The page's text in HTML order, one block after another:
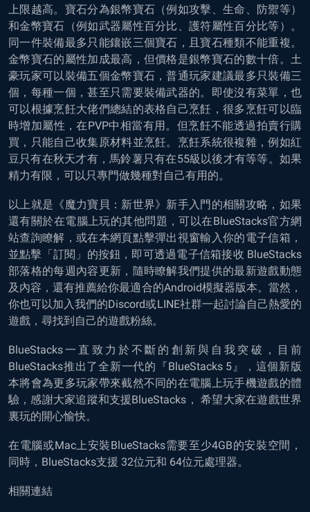
上限越高。寶石分為銀幣寶石（例如攻擊、生命、防禦等）
和金幣寶石（例如武器屬性百分比、護符屬性百分比等）。
同一件裝備最多只能鑲嵌三個寶石，且寶石種類不能重複。
金幣寶石的屬性加成最高，但價格是銀幣寶石的數十倍。土
豪玩家可以裝備五個金幣寶石，普通玩家建議最多只裝備三
個，每種一個，甚至只需要裝備武器的。即使沒有菜單，也
可以根據烹飪大佬們總結的表格自己烹飪，很多烹飪可以臨
時增加屬性，在PVP中相當有用。但烹飪不能透過拍賣行購
買，只能自己收集原材料並烹飪。烹飪系統很複雜，例如紅
豆只有在秋天才有，馬鈴薯只有在55級以後才有等等。如果
精力有限，可以只專門做幾種對自己有用的。
以上就是《魔力寶貝：新世界》新手入門的相關攻略，如果
還有關於在電腦上玩的其他問題，可以在BlueStacks官方網
站查詢瞭解，或在本網頁點擊彈出視窗輸入你的電子信箱，
並點擊「訂閱」的按鈕，即可透過電子信箱接收 BlueStacks
部落格的每週內容更新，隨時瞭解我們提供的最新遊戲動態
及內容，還有推薦給你最適合的Android模擬器版本。當然，
你也可以加入我們的Discord或LINE社群一起討論自己熱愛的
遊戲，尋找到自己的遊戲粉絲。
BlueStacks一直致力於不斷的創新與自我突破，目前
BlueStacks推出了全新一代的『BlueStacks 5』，這個新版
本將會為更多玩家帶來截然不同的在電腦上玩手機遊戲的體
驗，感謝大家追蹤和支援BlueStacks， 希望大家在遊戲世界
裏玩的開心愉快。
在電腦或Mac上安裝BlueStacks需要至少4GB的安裝空間，
同時，BlueStacks支援 32位元和 64位元處理器。
相關連結